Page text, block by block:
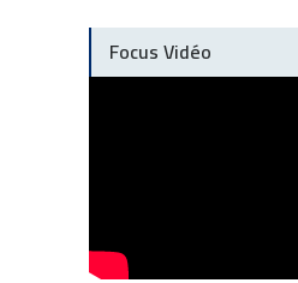
Focus Vidéo